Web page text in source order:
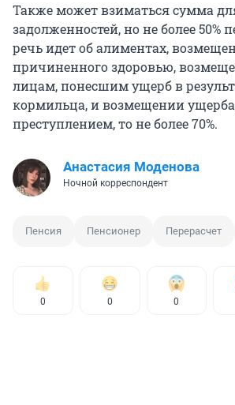
Также может взиматься сумма
задолженностей, но не более 50%
речь идет об алиментах,
причиненного здоровью,
лицам, понесшим ущерб в
кормильца, и возмещении
преступлением, то не более 70%.
Анастасия Моденова
Ночной корреспондент
Пенсия Пенсионер Перерасчет
0 0 0